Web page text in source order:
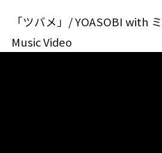
「ツバメ」/ YOASOBI with
Music Video